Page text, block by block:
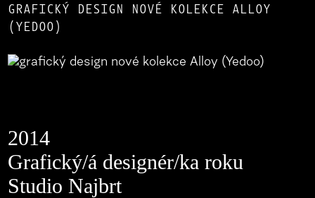
GRAFICKÝ DESIGN NOVÉ KOLEKCE ALLOY
(YEDOO)
2014
Grafický/á designér/ka roku
Studio Najbrt